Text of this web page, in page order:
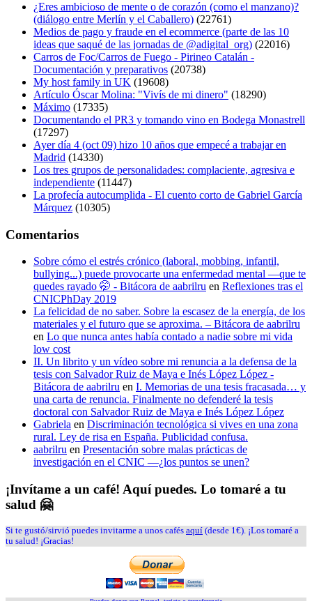
¿Eres ambicioso de mente o de corazón (como el manzano)?
(diálogo entre Merlín y el Caballero) (22761)
Medios de pago y fraude en el ecommerce (parte de las 10
ideas que saqué de las jornadas de @adigital_org) (22016)
Carros de Foc/Carros de Fuego - Pirineo Catalán -
Documentación y preparativos (20738)
My host family in UK (19608)
Artículo Óscar Molina: "Vivís de mi dinero" (18290)
Máximo (17335)
Documentando el PR3 y tomando vino en Bodega Monastrell
(17297)
Ayer día 4 (oct 09) hizo 10 años que empecé a trabajar en
Madrid (14330)
Los tres grupos de personalidades: complaciente, agresiva e
independiente (11447)
La profecía autocumplida - El cuento corto de Gabriel García
Márquez (10305)
Comentarios
Sobre cómo el estrés crónico (laboral, mobbing, infantil,
bullying...) puede provocarte una enfermedad mental —que te
quedes rayado 🤭 - Bitácora de aabrilru en Reflexiones tras el
CNICPhDay 2019
La felicidad de no saber. Sobre la escasez de la energía, de los
materiales y el futuro que se aproxima. – Bitácora de aabrilru
en Lo que nunca antes había contado a nadie sobre mi vida
low cost
II. Un librito y un vídeo sobre mi renuncia a la defensa de la
tesis con Salvador Ruiz de Maya e Inés López López -
Bitácora de aabrilru en I. Memorias de una tesis fracasada… y
una carta de renuncia. Finalmente no defenderé la tesis
doctoral con Salvador Ruiz de Maya e Inés López López
Gabriela en Discriminación tecnológica si vives en una zona
rural. Ley de risa en España. Publicidad confusa.
aabrilru en Presentación sobre malas prácticas de
investigación en el CNIC —¿los puntos se unen?
¡Invítame a un café! Aquí puedes. Lo tomaré a tu
salud 🤗
Si te gustó/sirvió puedes invitarme a unos cafés aquí (desde 1€). ¡Los tomaré a
tu salud! ¡Gracias!